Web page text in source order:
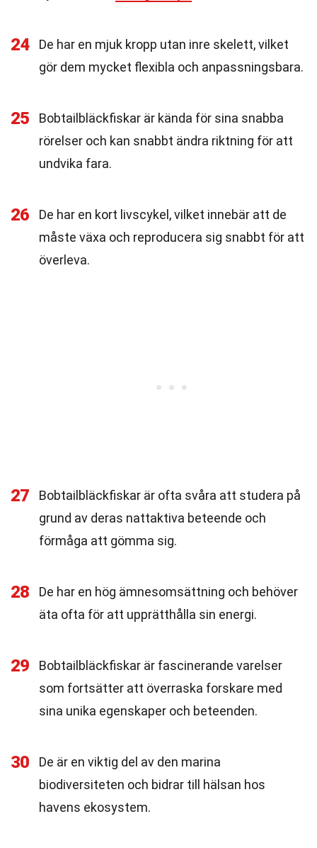
24
De har en mjuk kropp utan inre skelett, vilket
gör dem mycket flexibla och anpassningsbara.
25
Bobtailbläckfiskar är kända för sina snabba
rörelser och kan snabbt ändra riktning för att
undvika fara.
26
De har en kort livscykel, vilket innebär att de
måste växa och reproducera sig snabbt för att
överleva.
27
Bobtailbläckfiskar är ofta svåra att studera på
grund av deras nattaktiva beteende och
förmåga att gömma sig.
28
De har en hög ämnesomsättning och behöver
äta ofta för att upprätthålla sin energi.
29
Bobtailbläckfiskar är fascinerande varelser
som fortsätter att överraska forskare med
sina unika egenskaper och beteenden.
30
De är en viktig del av den marina
biodiversiteten och bidrar till hälsan hos
havens ekosystem.